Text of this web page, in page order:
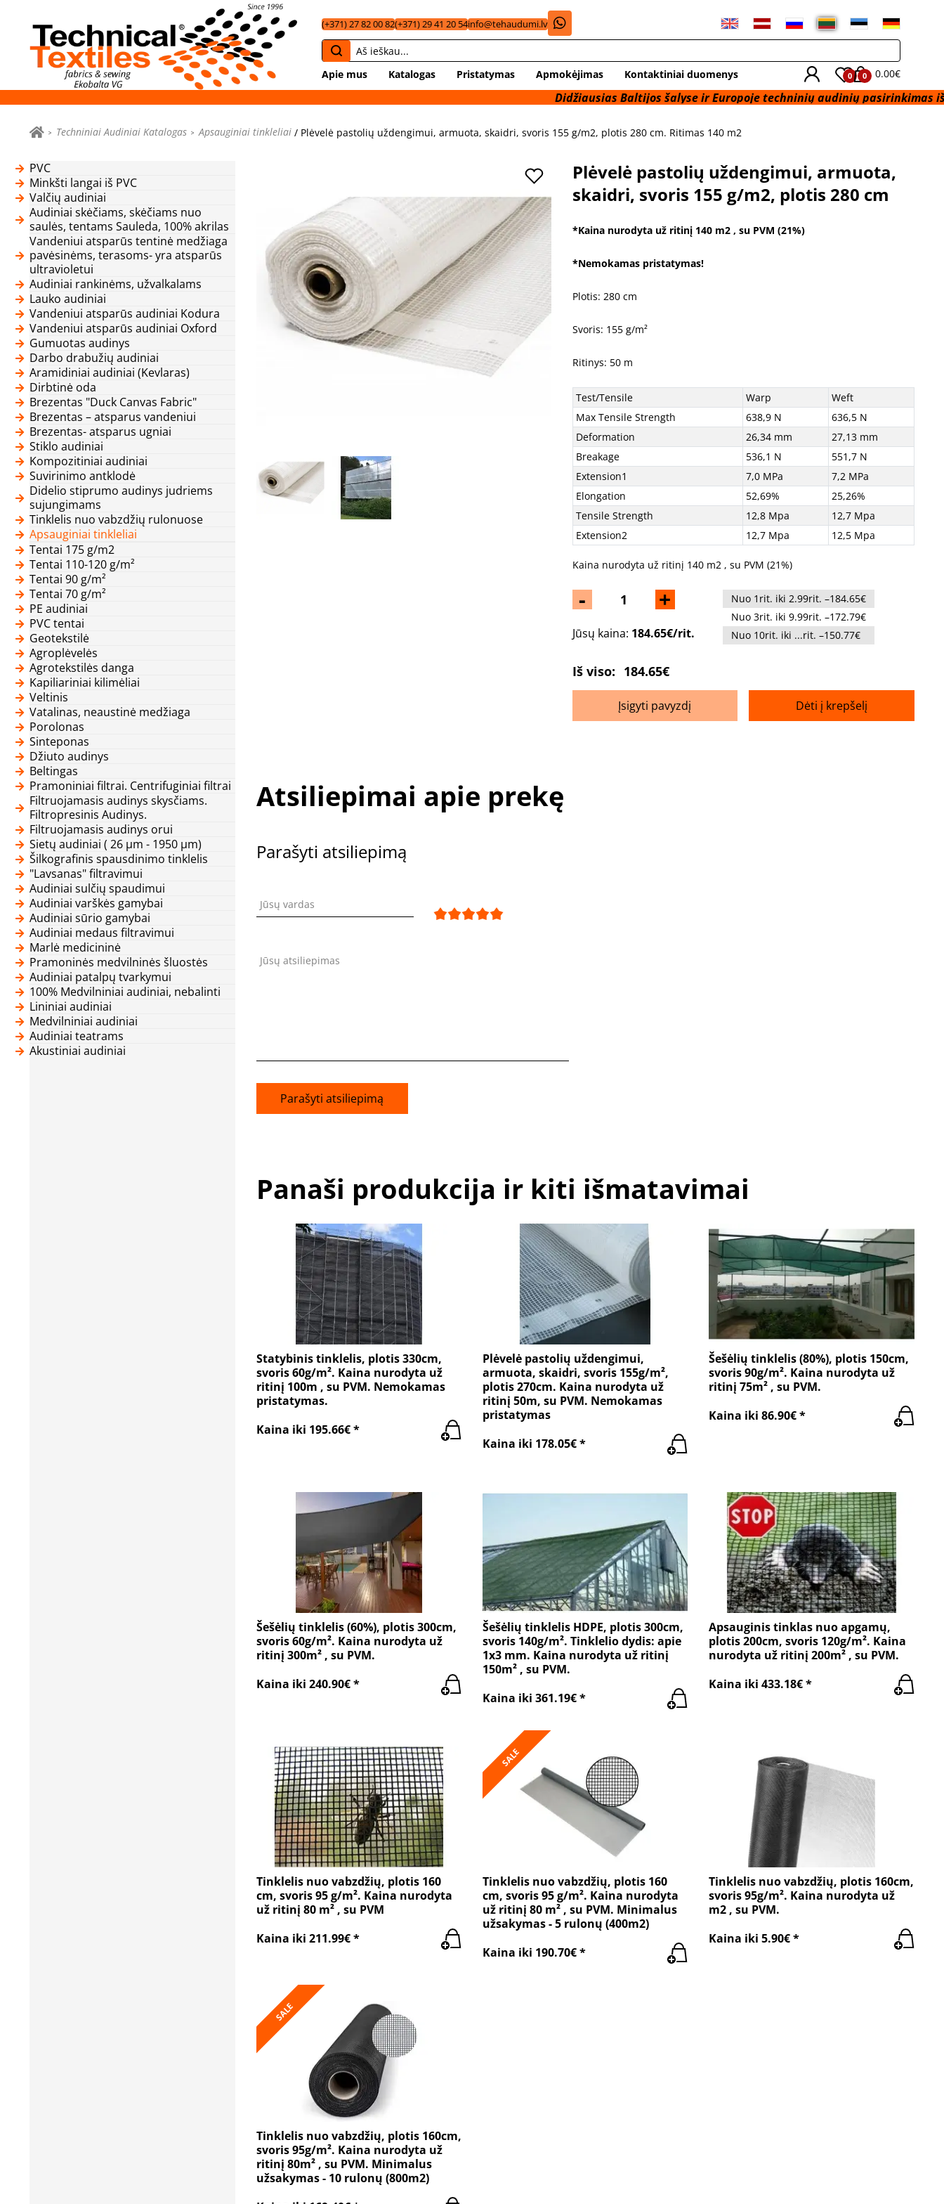
(+371) 27 82 00 82(+371) 29 41 20 54info@tehaudumi.lv
Apie mus Katalogas Pristatymas Apmokėjimas Kontaktiniai duomenys 0 0 0.00€
Didžiausias Baltijos šalyse ir Europoje techninių audinių pasirinkimas iš sandėlio
Techniniai Audiniai Katalogas Apsauginiai tinkleliai / Plėvelė pastolių uždengimui, armuota, skaidri, svoris 155 g/m2, plotis 280 cm. Ritimas 140 m2
PVC
Minkšti langai iš PVC
Valčių audiniai
Audiniai skėčiams, skėčiams nuo
saulės, tentams Sauleda, 100% akrilas
Vandeniui atsparūs tentinė medžiaga
pavėsinėms, terasoms- yra atsparūs
ultravioletui
Audiniai rankinėms, užvalkalams
Lauko audiniai
Vandeniui atsparūs audiniai Kodura
Vandeniui atsparūs audiniai Oxford
Gumuotas audinys
Darbo drabužių audiniai
Aramidiniai audiniai (Kevlaras)
Dirbtinė oda
Brezentas "Duck Canvas Fabric"
Brezentas – atsparus vandeniui
Brezentas- atsparus ugniai
Stiklo audiniai
Kompozitiniai audiniai
Suvirinimo antklodė
Didelio stiprumo audinys judriems
sujungimams
Tinklelis nuo vabzdžių rulonuose
Apsauginiai tinkleliai
Tentai 175 g/m2
Tentai 110-120 g/m²
Tentai 90 g/m²
Tentai 70 g/m²
PE audiniai
PVC tentai
Geotekstilė
Agroplėvelės
Agrotekstilės danga
Kapiliariniai kilimėliai
Veltinis
Vatalinas, neaustinė medžiaga
Porolonas
Sinteponas
Džiuto audinys
Beltingas
Pramoniniai filtrai. Centrifuginiai filtrai
Filtruojamasis audinys skysčiams.
Filtropresinis Audinys.
Filtruojamasis audinys orui
Sietų audiniai ( 26 μm - 1950 μm)
Šilkografinis spausdinimo tinklelis
"Lavsanas" filtravimui
Audiniai sulčių spaudimui
Audiniai varškės gamybai
Audiniai sūrio gamybai
Audiniai medaus filtravimui
Marlė medicininė
Pramoninės medvilninės šluostės
Audiniai patalpų tvarkymui
100% Medvilniniai audiniai, nebalinti
Lininiai audiniai
Medvilniniai audiniai
Audiniai teatrams
Akustiniai audiniai
Plėvelė pastolių uždengimui, armuota,
skaidri, svoris 155 g/m2, plotis 280 cm
*Kaina nurodyta už ritinį 140 m2 , su PVM (21%)
*Nemokamas pristatymas!
Plotis: 280 cm
Svoris: 155 g/m²
Ritinys: 50 m
Test/Tensile Warp
Weft
Max Tensile Strength
638,9 N
636,5 N
Deformation
26,34 mm
27,13 mm
Breakage
536,1 N
551,7 N
Extension1
7,0 MPa
7,2 MPa
Elongation
52,69%
25,26%
Tensile Strength
12,8 Mpa
12,7 Mpa
Extension2
12,7 Mpa 12,5 Mpa
Kaina nurodyta už ritinį 140 m2 , su PVM (21%)
- +
Jūsų kaina: 184.65€/rit.
Nuo 1rit. iki 2.99rit. –184.65€
Nuo 3rit. iki 9.99rit. –172.79€
Nuo 10rit. iki ...rit. –150.77€
Iš viso: 184.65€
Įsigyti pavyzdį Dėti į krepšelį
Atsiliepimai apie prekę
Parašyti atsiliepimą
Jūsų vardas
Jūsų atsiliepimas
Parašyti atsiliepimą
Panaši produkcija ir kiti išmatavimai
Statybinis tinklelis, plotis 330cm,
svoris 60g/m². Kaina nurodyta už
ritinį 100m , su PVM. Nemokamas
pristatymas.
Kaina iki 195.66€ *
Plėvelė pastolių uždengimui,
armuota, skaidri, svoris 155g/m²,
plotis 270cm. Kaina nurodyta už
ritinį 50m, su PVM. Nemokamas
pristatymas
Kaina iki 178.05€ *
Šešėlių tinklelis (80%), plotis 150cm,
svoris 90g/m². Kaina nurodyta už
ritinį 75m² , su PVM.
Kaina iki 86.90€ *
Šešėlių tinklelis (60%), plotis 300cm,
svoris 60g/m². Kaina nurodyta už
ritinį 300m² , su PVM.
Kaina iki 240.90€ *
Šešėlių tinklelis HDPE, plotis 300cm,
svoris 140g/m². Tinklelio dydis: apie
1x3 mm. Kaina nurodyta už ritinį
150m² , su PVM.
Kaina iki 361.19€ *
Apsauginis tinklas nuo apgamų,
plotis 200cm, svoris 120g/m². Kaina
nurodyta už ritinį 200m² , su PVM.
Kaina iki 433.18€ *
Tinklelis nuo vabzdžių, plotis 160
cm, svoris 95 g/m². Kaina nurodyta
už ritinį 80 m² , su PVM
Kaina iki 211.99€ *
SALE
Tinklelis nuo vabzdžių, plotis 160
cm, svoris 95 g/m². Kaina nurodyta
už ritinį 80 m² , su PVM. Minimalus
užsakymas - 5 rulonų (400m2)
Kaina iki 190.70€ *
Tinklelis nuo vabzdžių, plotis 160cm,
svoris 95g/m². Kaina nurodyta už
m2 , su PVM.
Kaina iki 5.90€ *
SALE
Tinklelis nuo vabzdžių, plotis 160cm,
svoris 95g/m². Kaina nurodyta už
ritinį 80m² , su PVM. Minimalus
užsakymas - 10 rulonų (800m2)